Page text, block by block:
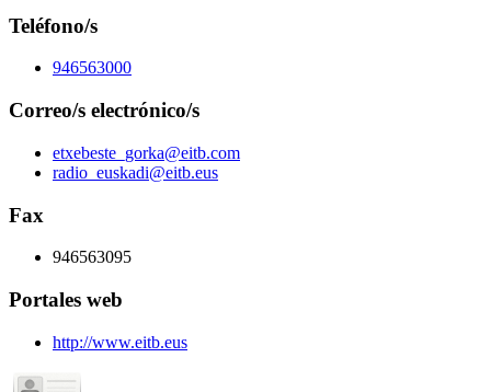
Teléfono/s
946563000
Correo/s electrónico/s
etxebeste_gorka@eitb.com
radio_euskadi@eitb.eus
Fax
946563095
Portales web
http://www.eitb.eus